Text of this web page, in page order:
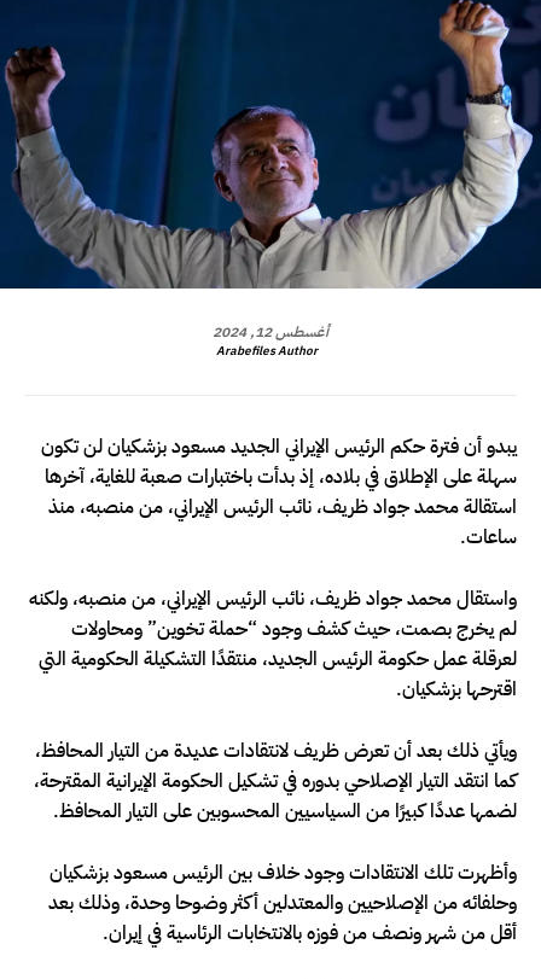
أغسطس 12, 2024
Arabefiles Author
يبدو أن فترة حكم الرئيس الإيراني الجديد مسعود بزشكيان لن تكون
سهلة على الإطلاق في بلاده، إذ بدأت باختبارات صعبة للغاية، آخرها
استقالة محمد جواد ظريف، نائب الرئيس الإيراني، من منصبه، منذ
ساعات.
واستقال محمد جواد ظريف، نائب الرئيس الإيراني، من منصبه، ولكنه
لم يخرج بصمت، حيث كشف وجود “حملة تخوين” ومحاولات
لعرقلة عمل حكومة الرئيس الجديد، منتقدًا التشكيلة الحكومية التي
اقترحها بزشكيان.
ويأتي ذلك بعد أن تعرض ظريف لانتقادات عديدة من التيار المحافظ،
كما انتقد التيار الإصلاحي بدوره في تشكيل الحكومة الإيرانية المقترحة،
لضمها عددًا كبيرًا من السياسيين المحسوبين على التيار المحافظ.
وأظهرت تلك الانتقادات وجود خلاف بين الرئيس مسعود بزشكيان
وحلفائه من الإصلاحيين والمعتدلين أكثر وضوحا وحدة، وذلك بعد
أقل من شهر ونصف من فوزه بالانتخابات الرئاسية في إيران.